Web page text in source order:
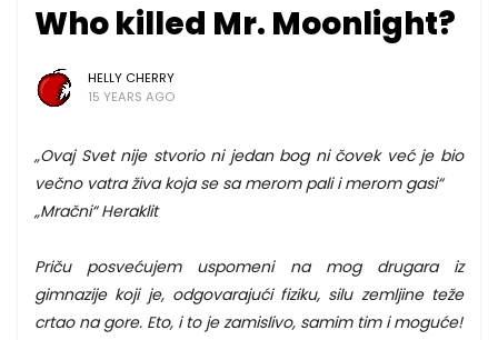
Who killed Mr. Moonlight?
HELLY CHERRY
15 YEARS AGO
„Ovaj Svet nije stvorio ni jedan bog ni čovek već je bio
večno vatra živa koja se sa merom pali i merom gasi“
„Mračni“ Heraklit
Priču posvećujem uspomeni na mog drugara iz
gimnazije koji je, odgovarajući fiziku, silu zemljine teže
crtao na gore. Eto, i to je zamislivo, samim tim i moguće!